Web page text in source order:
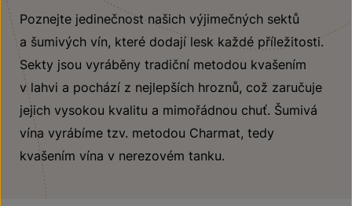
Poznejte jedinečnost našich výjimečných sektů
a šumivých vín, které dodají lesk každé příležitosti.
Sekty jsou vyráběny tradiční metodou kvašením
v lahvi a pochází z nejlepších hroznů, což zaručuje
jejich vysokou kvalitu a mimořádnou chuť. Šumivá
vína vyrábíme tzv. metodou Charmat, tedy
kvašením vína v nerezovém tanku.